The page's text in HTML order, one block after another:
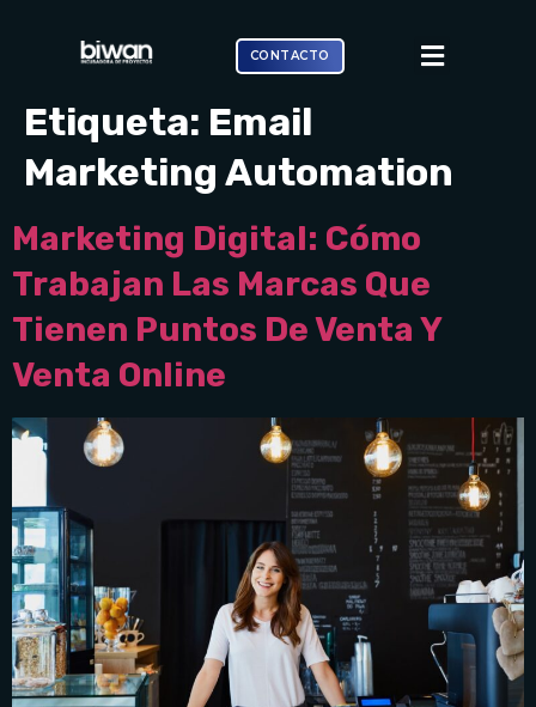
CONTACTO
Etiqueta: Email
Marketing Automation
Marketing Digital: Cómo
Trabajan Las Marcas Que
Tienen Puntos De Venta Y
Venta Online